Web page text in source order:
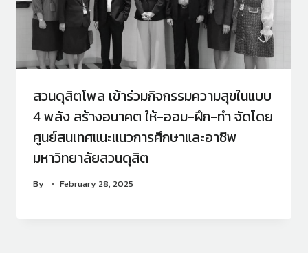
สวนดุสิตโพล เข้าร่วมกิจกรรมความสุขในแบบ
4 พลัง สร้างอนาคต ให้-ออม-ฝึก-ทำ จัดโดย
ศูนย์สนเทศแนะแนวการศึกษาและอาชีพ
มหาวิทยาลัยสวนดุสิต
By February 28, 2025